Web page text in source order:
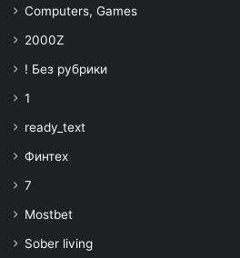
Computers, Games
2000Z
! Без рубрики
1
ready_text
Финтех
7
Mostbet
Sober living